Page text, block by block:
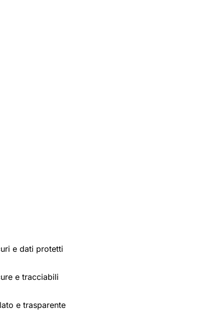
e dati protetti
e tracciabili
e trasparente